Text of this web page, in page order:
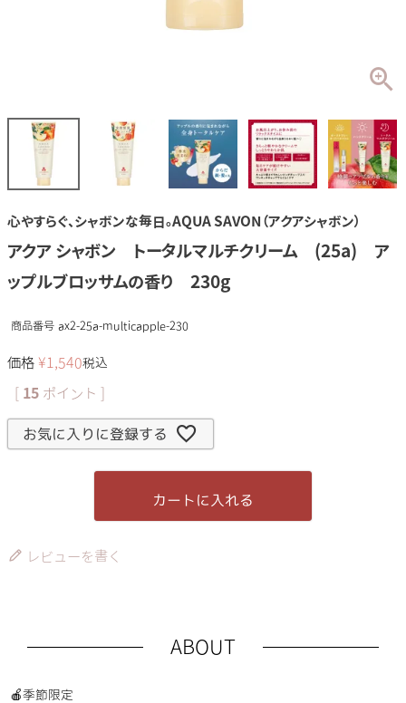
心やすらぐ、シャボンな毎日。AQUA SAVON（アクアシャボン）
アクア シャボン トータルマルチクリーム (25a) ア
ップルブロッサムの香り 230g
商品番号 ax2-25a-multicapple-230
価格 ¥1,540税込
15 ポイント ]
お気に入りに登録する
カートに入れる
レビューを書く
ABOUT
🍎季節限定